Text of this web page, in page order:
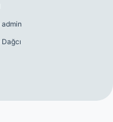
admin
Dağcı